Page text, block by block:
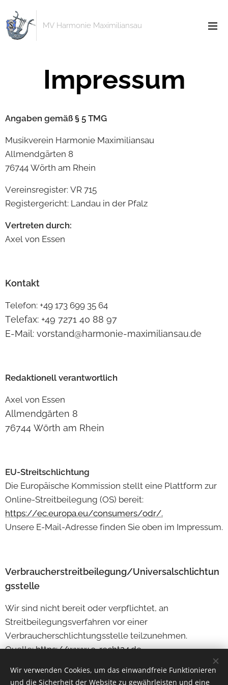
MV Harmonie Maximiliansau
Impressum
Angaben gemäß § 5 TMG
Musikverein Harmonie Maximiliansau
Allmendgärten 8
76744 Wörth am Rhein
Vereinsregister: VR 715
Registergericht: Landau in der Pfalz
Vertreten durch:
Axel von Essen
Kontakt
Telefon: +49 173 699 35 64
Telefax: +49 7271 40 88 97
E-Mail: vorstand@harmonie-maximiliansau.de
Redaktionell verantwortlich
Axel von Essen
Allmendgärten 8
76744 Wörth am Rhein
EU-Streitschlichtung
Die Europäische Kommission stellt eine Plattform zur
Online-Streitbeilegung (OS) bereit:
https://ec.europa.eu/consumers/odr/.
Unsere E-Mail-Adresse finden Sie oben im Impressum.
Verbraucherstreitbeilegung/Universalschlichtun
gsstelle
Wir sind nicht bereit oder verpflichtet, an
Streitbeilegungsverfahren vor einer
Verbraucherschlichtungsstelle teilzunehmen.
Quelle:https://www.e-recht24.de
Wir verwenden Cookies, um das einwandfreie Funktionieren
und die Sicherheit der Website zu gewährleisten und eine